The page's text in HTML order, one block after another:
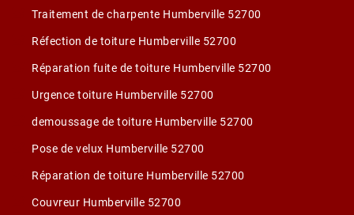
Traitement de charpente Humberville 52700
Réfection de toiture Humberville 52700
Réparation fuite de toiture Humberville 52700
Urgence toiture Humberville 52700
demoussage de toiture Humberville 52700
Pose de velux Humberville 52700
Réparation de toiture Humberville 52700
Couvreur Humberville 52700